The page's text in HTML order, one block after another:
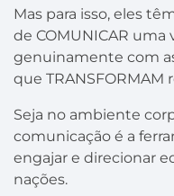
Mas para isso, eles
de COMUNICAR uma
genuinamente com
que TRANSFORMAM
Seja no ambiente
comunicação é a
engajar e direcionar
nações.